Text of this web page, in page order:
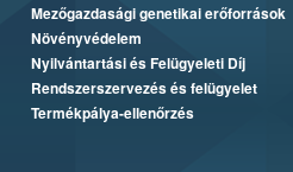
Mezőgazdasági genetikai erőforrások
Növényvédelem
Nyilvántartási és Felügyeleti Díj
Rendszerszervezés és felügyelet
Termékpálya-ellenőrzés